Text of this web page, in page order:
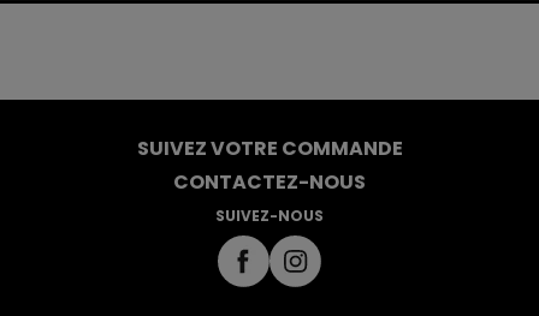
SUIVEZ VOTRE COMMANDE
CONTACTEZ-NOUS
SUIVEZ-NOUS